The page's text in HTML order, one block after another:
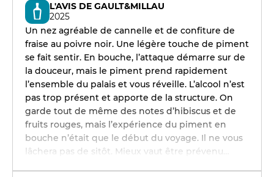
L'AVIS DE GAULT&MILLAU
2025
Un nez agréable de cannelle et de confiture de
fraise au poivre noir. Une légère touche de piment
se fait sentir. En bouche, l’attaque démarre sur de
la douceur, mais le piment prend rapidement
l’ensemble du palais et vous réveille. L’alcool n’est
pas trop présent et apporte de la structure. On
garde tout de même des notes d’hibiscus et de
fruits rouges, mais l’expérience du piment en
bouche n’était que le début du voyage. Il ne vous
lâchera pas de sitôt. Mieux vaut être prévenu…